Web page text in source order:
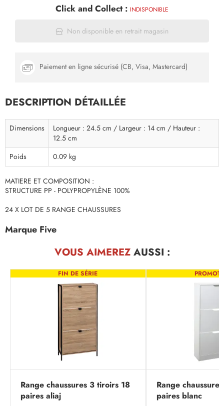
Click and Collect : INDISPONIBLE
Non disponible en retrait magasin
Paiement en ligne sécurisé (CB, Visa, Mastercard)
DESCRIPTION DÉTAILLÉE
Dimensions
Longueur : 24.5 cm / Largeur : 14 cm / Hauteur :
12.5 cm
Poids
0.09 kg
MATIERE ET COMPOSITION :
STRUCTURE PP - POLYPROPYLÈNE 100%
24 X LOT DE 5 RANGE CHAUSSURES
Marque Five
VOUS AIMEREZAUSSI :
FIN DE SÉRIE
Range chaussures 3 tiroirs 18
paires aliaj
Range
paires blanc